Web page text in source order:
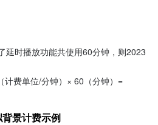
延时播放功能共使用60分钟，则2023
费单位/分钟）× 60（分钟）=
景计费示例